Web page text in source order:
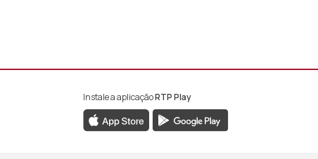
da RTP África
da RTP África
YouTube da RTP África
Instale a aplicaçãoRTP Play